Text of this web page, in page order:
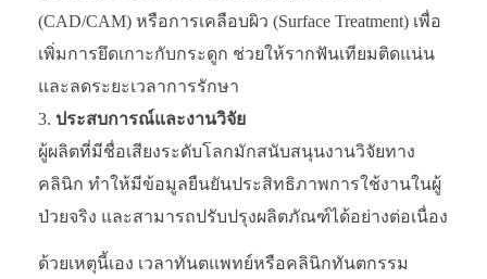
(CAD/CAM) หรือการเคลือบผิว (Surface Treatment) เพื่อ
เพิ่มการยึดเกาะกับกระดูก ช่วยให้รากฟันเทียมติดแน่น
และลดระยะเวลาการรักษา
ประสบการณ์และงานวิจัย
ผู้ผลิตที่มีชื่อเสียงระดับโลกมักสนับสนุนงานวิจัยทาง
คลินิก ทำให้มีข้อมูลยืนยันประสิทธิภาพการใช้งานในผู้
ป่วยจริง และสามารถปรับปรุงผลิตภัณฑ์ได้อย่างต่อเนื่อง
ด้วยเหตุนี้เอง เวลาทันตแพทย์หรือคลินิกทันตกรรม